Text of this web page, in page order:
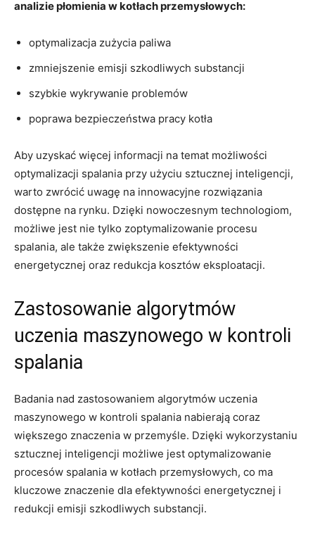
analizie płomienia ⁤w kotłach przemysłowych:
optymalizacja zużycia​ paliwa
zmniejszenie⁤ emisji szkodliwych‍ substancji
szybkie wykrywanie problemów
poprawa ⁢bezpieczeństwa pracy ​kotła
Aby uzyskać więcej informacji na temat możliwości ​
optymalizacji spalania‍ przy użyciu sztucznej inteligencji,
warto zwrócić⁤ uwagę na innowacyjne rozwiązania
dostępne na rynku.⁤ Dzięki nowoczesnym ​technologiom,
możliwe jest⁣ nie tylko zoptymalizowanie procesu
spalania, ale⁢ także ⁤zwiększenie efektywności
energetycznej⁢ oraz ​redukcja⁤ kosztów eksploatacji.
Zastosowanie‍ algorytmów
⁤uczenia maszynowego‌ w‌ kontroli
‌spalania
Badania ​nad zastosowaniem algorytmów uczenia
maszynowego w kontroli ‍spalania nabierają⁣ coraz
większego‌ znaczenia w przemyśle. ‍Dzięki ‍wykorzystaniu
sztucznej⁢ inteligencji ‍możliwe jest optymalizowanie
‌procesów spalania w kotłach przemysłowych, ‍co ma
kluczowe znaczenie dla efektywności energetycznej⁣ i
redukcji emisji ⁤szkodliwych substancji.